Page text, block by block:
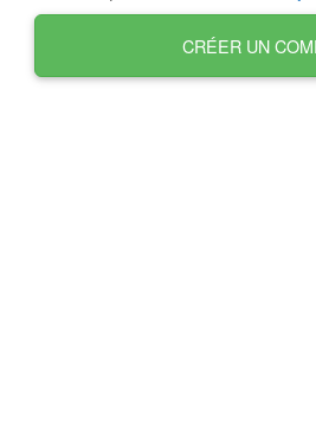
CRÉER UN